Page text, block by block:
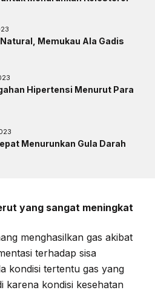
Memukau Ala Gadis
Hipertensi Menurut Para
Menurunkan Gula Darah
yang sangat meningkat
menghasilkan gas akibat
terhadap sisa
kondisi tertentu gas yang
karena kondisi kesehatan